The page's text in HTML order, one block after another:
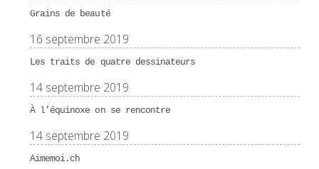
Grains de beauté
16 septembre 2019
Les traits de quatre dessinateurs
14 septembre 2019
À l’équinoxe on se rencontre
14 septembre 2019
Aimemoi.ch